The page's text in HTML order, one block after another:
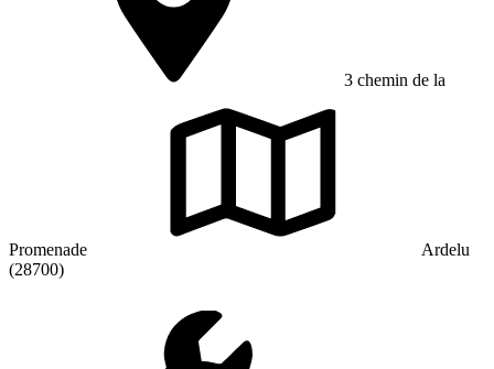
3 chemin de la
Promenade
Ardelu
(28700)